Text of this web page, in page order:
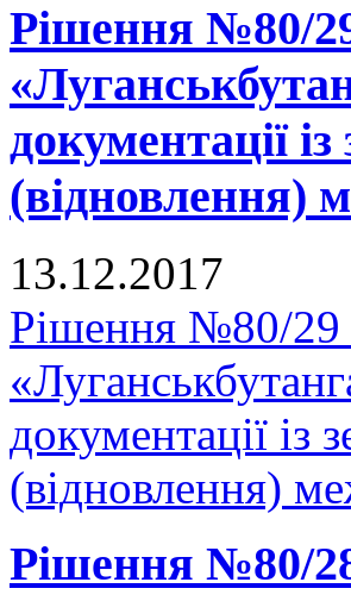
Рішення №80/
документації
(відновлення)
13.12.2017
Рішення №80/29
документації
(відновлення)
Рішення №80/